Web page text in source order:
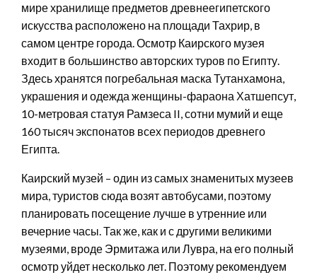
мире хранилище предметов древнеегипетского
искусства расположено на площади Тахрир, в
самом центре города. Осмотр Каирского музея
входит в большинство авторских туров по Египту.
Здесь хранятся погребальная маска Тутанхамона,
украшения и одежда женщины-фараона Хатшепсут,
10-метровая статуя Рамзеса II, сотни мумий и еще
160 тысяч экспонатов всех периодов древнего
Египта.
Каирский музей – один из самых знаменитых музеев
мира, туристов сюда возят автобусами, поэтому
планировать посещение лучше в утренние или
вечерние часы. Так же, как и с другими великими
музеями, вроде Эрмитажа или Лувра, на его полный
осмотр уйдет несколько лет. Поэтому рекомендуем